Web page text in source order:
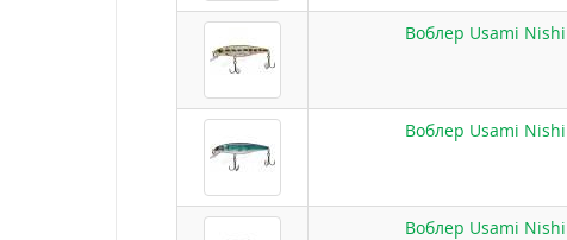
Воблер Usami
Воблер Usami
Воблер Usami